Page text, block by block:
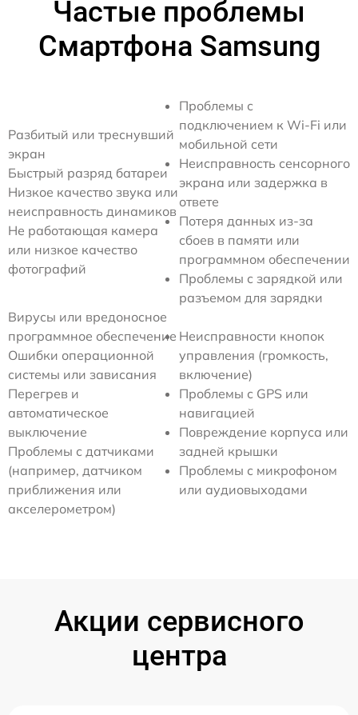
Частые проблемы
Смартфона Samsung
Разбитый или треснувший
экран
Быстрый разряд батареи
Низкое качество звука или
неисправность динамиков
Не работающая камера
или низкое качество
фотографий
Проблемы с
подключением к Wi-Fi или
мобильной сети
Неисправность сенсорного
экрана или задержка в
ответе
Потеря данных из-за
сбоев в памяти или
программном обеспечении
Проблемы с зарядкой или
разъемом для зарядки
Вирусы или вредоносное
программное обеспечение
Ошибки операционной
системы или зависания
Перегрев и
автоматическое
выключение
Проблемы с датчиками
(например, датчиком
приближения или
акселерометром)
Неисправности кнопок
управления (громкость,
включение)
Проблемы с GPS или
навигацией
Повреждение корпуса или
задней крышки
Проблемы с микрофоном
или аудиовыходами
Акции сервисного
центра